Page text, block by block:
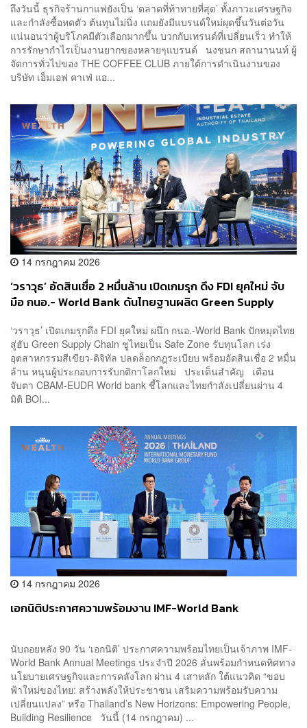
ถึงวันนี้ ธุรกิจร้านกาแฟยังเป็น ‘ตลาดที่ท้าทายที่สุด’ ทั้งภาวะเศรษฐกิจ
และกำลังซื้อหดตัว ต้นทุนไม่นิ่ง แถมยังมีแบรนด์ใหม่ผุดขึ้นวันต่อวัน
แน่นอนว่าผู้บริโภคมีตัวเลือกมากขึ้น บวกกับเทรนด์ที่เปลี่ยนเร็ว ทำให้
การรักษากำไรเป็นงานยากของหลายๆแบรนด์ นงชนก สถานานนท์ ผู้
จัดการทั่วไปของ THE COFFEE CLUB ภายใต้การดำเนินงานของ
บริษัท เอ็มเอฟ คาเฟ่ แอ...
14 กรกฎาคม 2026
‘วราวุธ’ อัดสินเชื่อ 2 หมื่นล้าน เปิดเกมรุก ดึง FDI ยุคใหม่ จับ
มือ กนอ.- World Bank ดันไทยฐานผลิต Green Supply
‘วราวุธ’ เปิดเกมรุกดึง FDI ยุคใหม่ ผนึก กนอ.-World Bank ปักหมุดไทย
สู่ฮับ Green Supply Chain ชูไทยเป็น Safe Zone รับทุนโลก เร่ง
อุตสาหกรรมสีเขียว-ดิจิทัล ปลดล็อกกฎระเบียบ พร้อมอัดสินเชื่อ 2 หมื่น
ล้าน หนุนผู้ประกอบการรับกติกาโลกใหม่ ประเด็นสำคัญ เตือน
จับตา CBAM-EUDR World bank ชี้โลกและไทยกำลังเปลี่ยนผ่าน 4
มิติ BOI...
14 กรกฎาคม 2026
เอกนิติประกาศความพร้อมงาน IMF-World Bank
นับถอยหลัง 90 วัน ‘เอกนิติ’ ประกาศความพร้อมไทยเป็นเจ้าภาพ IMF-
World Bank Annual Meetings ประจำปี 2026 ลั่นพร้อมกำหนดทิศทาง
นโยบายเศรษฐกิจและการคลังโลก ผ่าน 4 เสาหลัก ใต้แนวคิด “ขอบ
ฟ้าใหม่ของไทย: สร้างพลังให้ประชาชน เสริมความพร้อมรับความ
เปลี่ยนแปลง” หรือ Thailand’s New Horizons: Empowering People,
Building Resilience วันนี้ (14 กรกฎาคม) ...